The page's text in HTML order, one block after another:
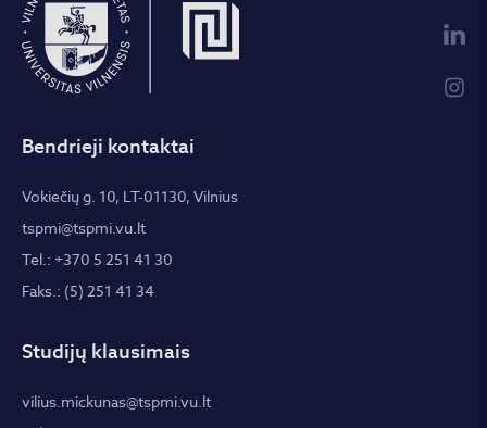
Bendrieji kontaktai
Vokiečių g. 10, LT-01130, Vilnius
tspmi@tspmi.vu.lt
Tel.: +370 5 251 41 30
Faks.: (5) 251 41 34
Studijų klausimais
vilius.mickunas@tspmi.vu.lt